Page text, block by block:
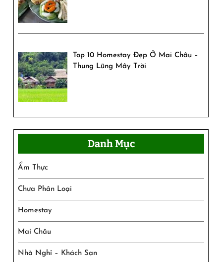
Top 10 Homestay Đẹp Ở Mai Châu –
Thung Lũng Mây Trời
Danh Mục
Ẩm Thực
Chưa Phân Loại
Homestay
Mai Châu
Nhà Nghỉ – Khách Sạn